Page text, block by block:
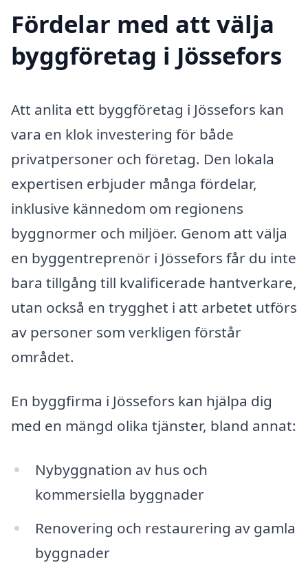
Fördelar med att välja
byggföretag i Jössefors
Att anlita ett byggföretag i Jössefors kan
vara en klok investering för både
privatpersoner och företag. Den lokala
expertisen erbjuder många fördelar,
inklusive kännedom om regionens
byggnormer och miljöer. Genom att välja
en byggentreprenör i Jössefors får du inte
bara tillgång till kvalificerade hantverkare,
utan också en trygghet i att arbetet utförs
av personer som verkligen förstår
området.
En byggfirma i Jössefors kan hjälpa dig
med en mängd olika tjänster, bland annat:
Nybyggnation av hus och
kommersiella byggnader
Renovering och restaurering av gamla
byggnader